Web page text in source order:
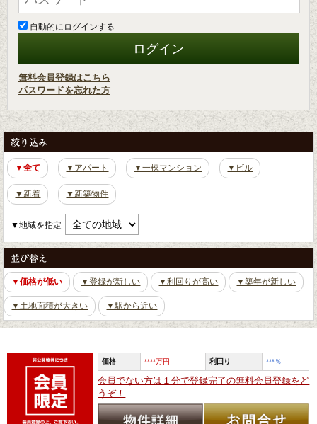
自動的にログインする
無料会員登録はこちら
パスワードを忘れた方
▼全て ▼アパート ▼一棟マンション ▼ビル
▼新着 ▼新築物件
▼地域を指定
▼価格が低い ▼登録が新しい ▼利回りが高い ▼築年が新しい
▼土地面積が大きい ▼駅から近い
価格 ****万円 利回り ***％
会員でない方は１分で登録完了の無料会員登録をど
うぞ！